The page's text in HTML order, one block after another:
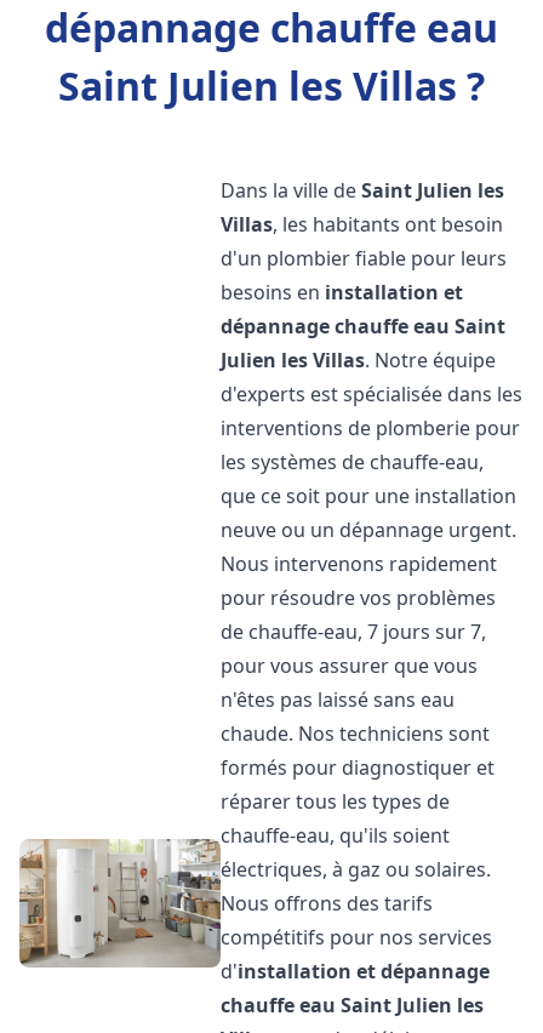
dépannage chauffe eau
Saint Julien les Villas ?
Dans la ville deSaint Julien les
Villas, les habitants ont besoin
d'un plombier fiable pour leurs
besoins en installation et
dépannage chauffe eau Saint
Julien les Villas. Notre équipe
d'experts est spécialisée dans les
interventions de plomberie pour
les systèmes de chauffe-eau,
que ce soit pour une installation
neuve ou un dépannage urgent.
Nous intervenons rapidement
pour résoudre vos problèmes
de chauffe-eau, 7 jours sur 7,
pour vous assurer que vous
n'êtes pas laissé sans eau
chaude. Nos techniciens sont
formés pour diagnostiquer et
réparer tous les types de
chauffe-eau, qu'ils soient
électriques, à gaz ou solaires.
Nous offrons des tarifs
compétitifs pour nos services
d'installation et dépannage
chauffe eau Saint Julien les